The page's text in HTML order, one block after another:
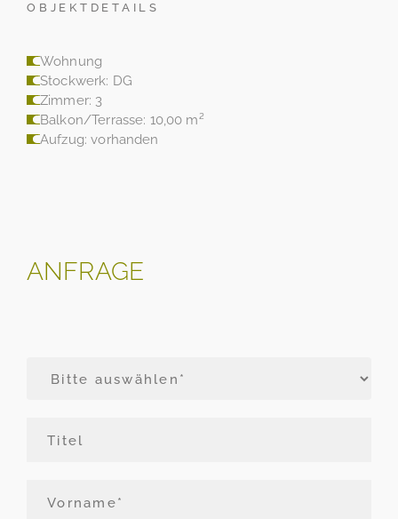
OBJEKTDETAILS
Wohnung
Stockwerk: DG
Zimmer: 3
Balkon/Terrasse: 10,00 m²
Aufzug: vorhanden
ANFRAGE